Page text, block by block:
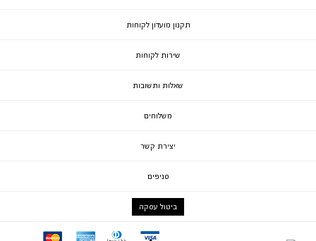
תקנון מועדון לקוחות
שירות לקוחות
שאלות ותשובות
משלוחים
יצירת קשר
סניפים
ביטול עסקה
visa
diners
ae
mc